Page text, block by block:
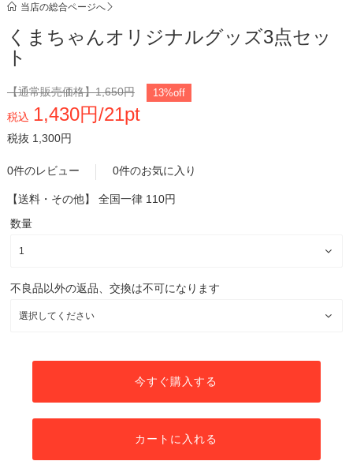
当店の総合ページへ
くまちゃんオリジナルグッズ3点セッ
ト
【通常販売価格】1,650円 13%off
税込 1,430円/21pt
税抜 1,300円
0件のレビュー 0件のお気に入り
【送料・その他】 全国一律 110円
数量
不良品以外の返品、交換は不可になります
今すぐ購入する
カートに入れる